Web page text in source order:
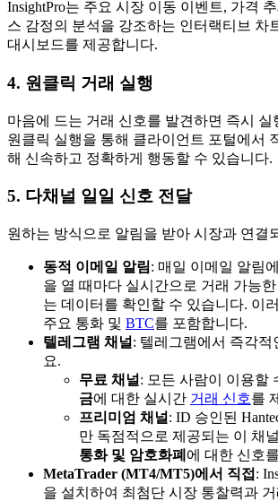
InsightPro는 주요 시장 이동 이벤트, 가격
스 감정의 분석을 강조하는 인터랙티브 차
대시보드를 제공합니다.
4. 원클릭 거래 실행
마음에 드는 거래 신호를 발견하면 즉시 실
원클릭 실행을 통해 클라이언트 포털에서
해 신속하고 정확하게 행동할 수 있습니다.
5. 다채널 일일 신호 전달
원하는 방식으로 알림을 받아 시장과 연결
동적 이메일 알림: 매일 이메일 알림
을 열 때마다 실시간으로 거래 가능
는 데이터를 확인할 수 있습니다. 이
주요 통화 및 BTC를 포함합니다.
텔레그램 채널 : 텔레그램에서 즉각적
요.
무료 채널 : 모든 사람이 이용할
금에 대한 실시간 거래 신호를
프리미엄 채널 : ID 승인된
만 독점적으로 제공되는 이 채
통화 및 암호화폐 에 대한 신호
MetaTrader (MT4/MT5)에서 직접 :
을 설치하여 최첨단 시장 통찰력과